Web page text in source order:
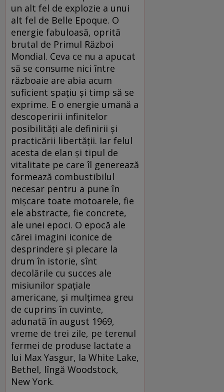
un alt fel de explozie a unui
alt fel de Belle Epoque. O
energie fabuloasă, oprită
brutal de Primul Război
Mondial. Ceva ce nu a apucat
să se consume nici între
războaie are abia acum
suficient spațiu și timp să se
exprime. E o energie umană a
descoperirii infinitelor
posibilități ale definirii și
practicării libertății. Iar felul
acesta de elan și tipul de
vitalitate pe care îl generează
formează combustibilul
necesar pentru a pune în
mișcare toate motoarele, fie
ele abstracte, fie concrete,
ale unei epoci. O epocă ale
cărei imagini iconice de
desprindere și plecare la
drum în istorie, sînt
decolările cu succes ale
misiunilor spațiale
americane, și mulțimea greu
de cuprins în cuvinte,
adunată în august 1969,
vreme de trei zile, pe terenul
fermei de produse lactate a
lui Max Yasgur, la White Lake,
Bethel, lîngă Woodstock,
New York.